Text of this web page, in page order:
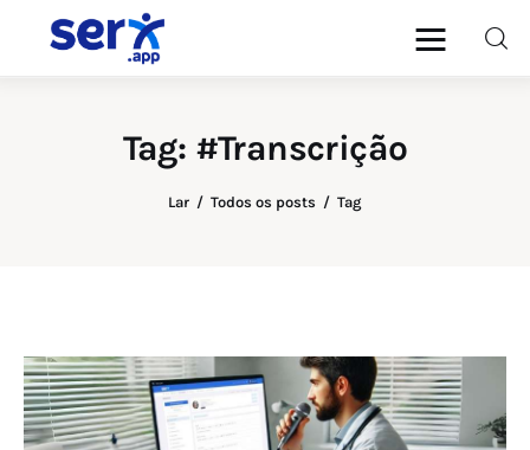
Tag: #Transcrição
Lar Todos os posts Tag
blog.serx.app
Médicos